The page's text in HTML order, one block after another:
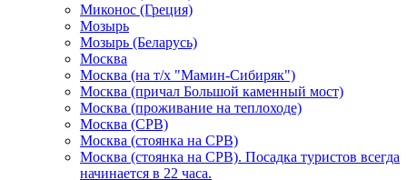
Миконос (Греция)
Мозырь
Мозырь (Беларусь)
Москва
Москва (на т/х "Мамин-Сибиряк")
Москва (причал Большой каменный мост)
Москва (проживание на теплоходе)
Москва (СРВ)
Москва (стоянка на СРВ)
Москва (стоянка на СРВ). Посадка туристов всегда
начинается в 22 часа.